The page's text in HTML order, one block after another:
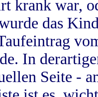
krank war,
das
In
Seite -